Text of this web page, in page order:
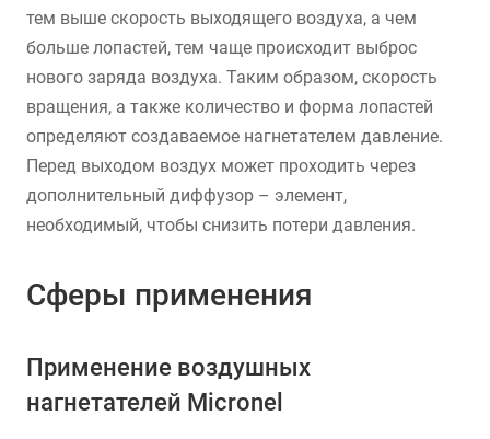
тем выше скорость выходящего воздуха, а чем
больше лопастей, тем чаще происходит выброс
нового заряда воздуха. Таким образом, скорость
вращения, а также количество и форма лопастей
определяют создаваемое нагнетателем давление.
Перед выходом воздух может проходить через
дополнительный диффузор – элемент,
необходимый, чтобы снизить потери давления.
Сферы применения
Применение воздушных
нагнетателей Micronel